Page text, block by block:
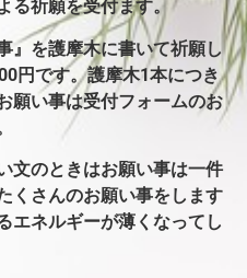
る祈願を受付ます。
』を護摩木に書いて祈願し
円です。護摩木1本につき
願い事は受付フォームのお
文のときはお願い事は一件
くさんのお願い事をします
エネルギーが薄くなってし